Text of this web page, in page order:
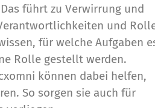
führt zu Verwirrung und
und
für welche Aufgaben
Rolle gestellt werden.
können dabei helfen,
So sorgen sie auch für